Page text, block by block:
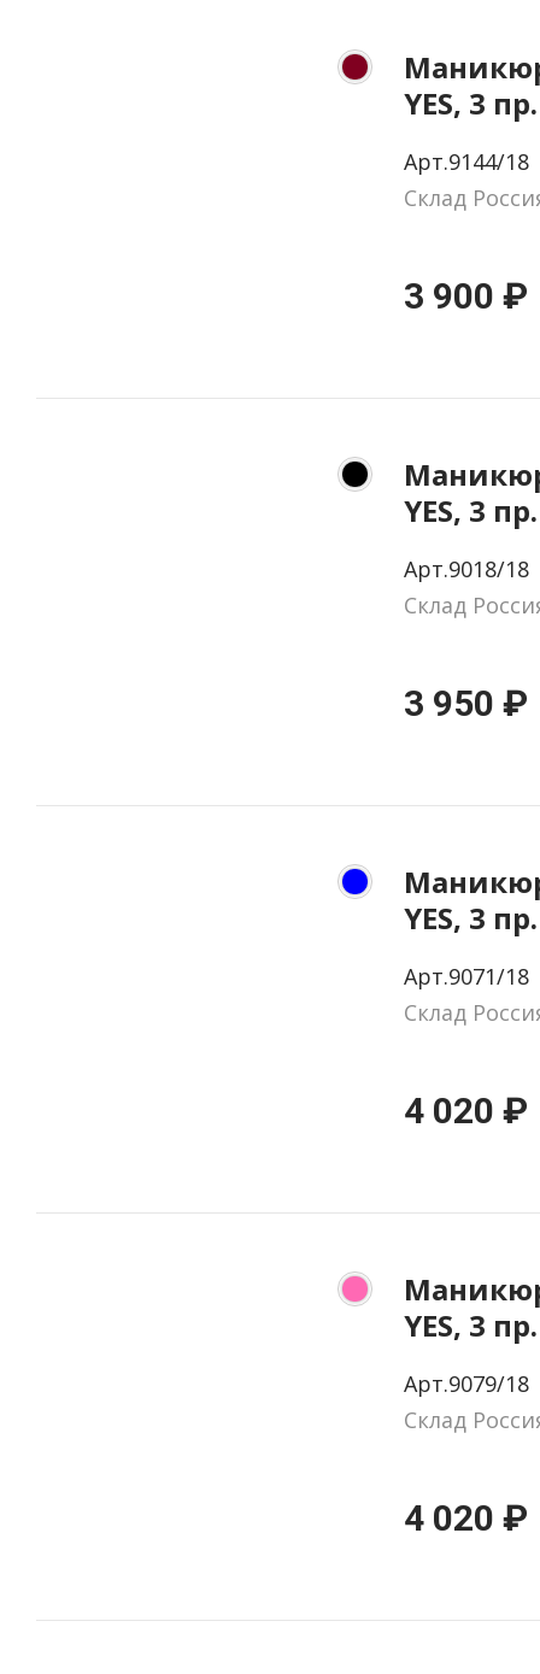
YES, 3
цвет
красный
Арт.9144/18
Склад
3 900 ₽
YES, 3
цвет
Арт.9018/18
Склад
3 950 ₽
YES, 3
цвет
Арт.9071/18
Склад
4 020 ₽
YES, 3
цвет
Арт.9079/18
Склад
4 020 ₽